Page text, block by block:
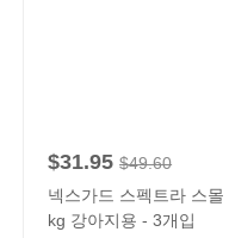
$31.95 $49.60
넥스가드 스펙트라 스
kg 강아지용 - 3개입